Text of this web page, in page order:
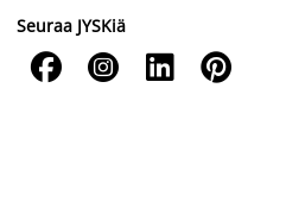
Seuraa JYSKiä
   